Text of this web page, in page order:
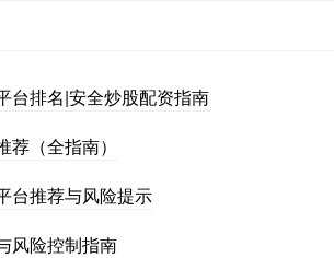
台排名|安全炒股配资指南
（全指南）
台推荐与风险提示
风险控制指南